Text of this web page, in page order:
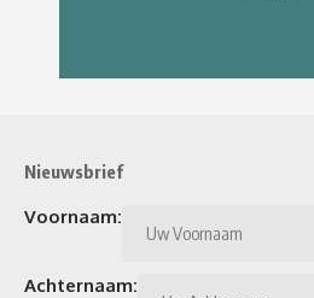
Nieuwsbrief
Voornaam:
Achternaam: